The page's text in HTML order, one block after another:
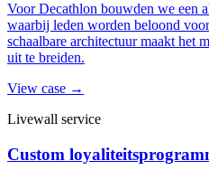
Voor Decathlon bouwden we een
waarbij leden worden beloond
schaalbare architectuur maakt het
uit te breiden.
View case →
Livewall service
Custom